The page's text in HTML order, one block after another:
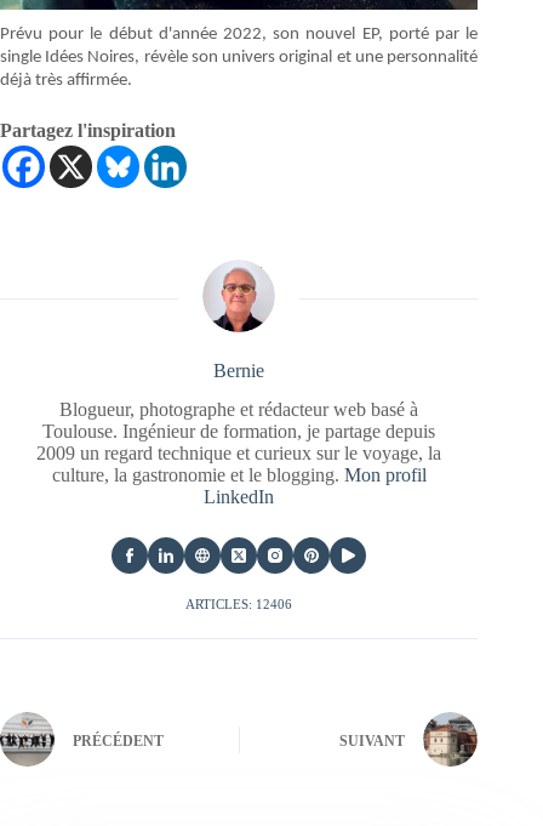
Prévu pour le début d'année 2022, son nouvel EP, porté par le
single Idées Noires, révèle son univers original et une personnalité
déjà très affirmée.
Partagez l'inspiration
Bernie
Blogueur, photographe et rédacteur web basé à
Toulouse. Ingénieur de formation, je partage depuis
2009 un regard technique et curieux sur le voyage, la
culture, la gastronomie et le blogging. Mon profil
LinkedIn
ARTICLES: 12406
PRÉCÉDENT SUIVANT